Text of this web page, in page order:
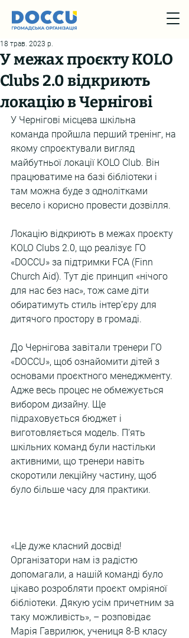
У межах проєкту KOLO
Clubs 2.0 відкриють
локацію в Чернігові
18 трав. 2023 р.
У Чернігові місцева шкільна
команда пройшла перший тренінг, на
якому спроєктували вигляд
майбутньої локації KOLO Club. Він
працюватиме на базі бібліотеки і
там можна буде з однолітками
весело і корисно провести дозвілля.
Локацію відкриють в межах проєкту
KOLO Clubs 2.0, що реалізує ГО
«DOCCU» за підтримки FCA (Finn
Church Aid). Тут діє принцип «нічого
для нас без нас», тож саме діти
обиратимуть стиль інтер’єру для
дитячого простору в громаді.
До Чернігова завітали тренери ГО
«DOCCU», щоб ознайомити дітей з
основами проєктного менеджменту.
Адже весь процес не обмежується
вибором дизайну. Ще
підраховується бюджет і
виготовляється модель. П’ять
шкільних команд були настільки
активними, що тренери навіть
скоротили лекційну частину, щоб
було більше часу для практики.
«Це дуже класний досвід!
Організатори нам із радістю
допомагали, а нашій команді було
цікаво розробляти проєкт омріяної
бібліотеки. Дякую усім причетним за
таку можливість», – розповідає
Марія Гаврилюк, учениця 8-В класу